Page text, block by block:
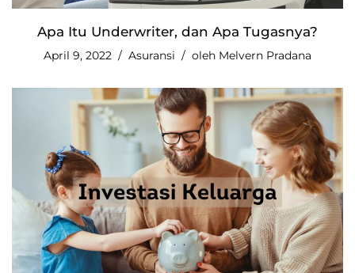
Apa Itu Underwriter, dan Apa Tugasnya?
April 9, 2022 Asuransi oleh Melvern Pradana